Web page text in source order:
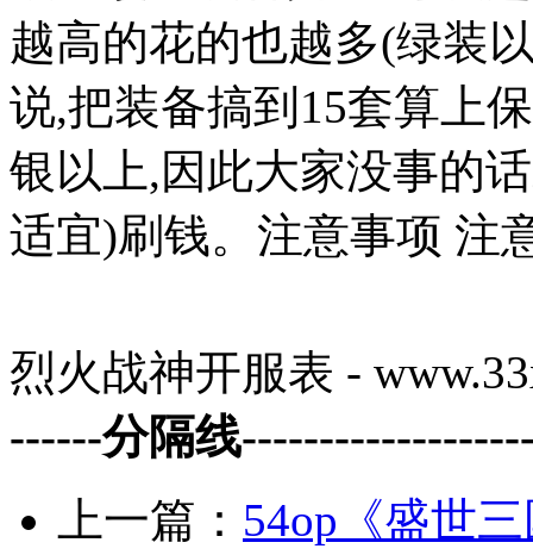
越高的花的也越多(绿装
说,把装备搞到15套算上
银以上,因此大家没事的
适宜)刷钱。注意事项 注
烈火战神开服表 -
------分隔线
上一篇： 54op《盛世